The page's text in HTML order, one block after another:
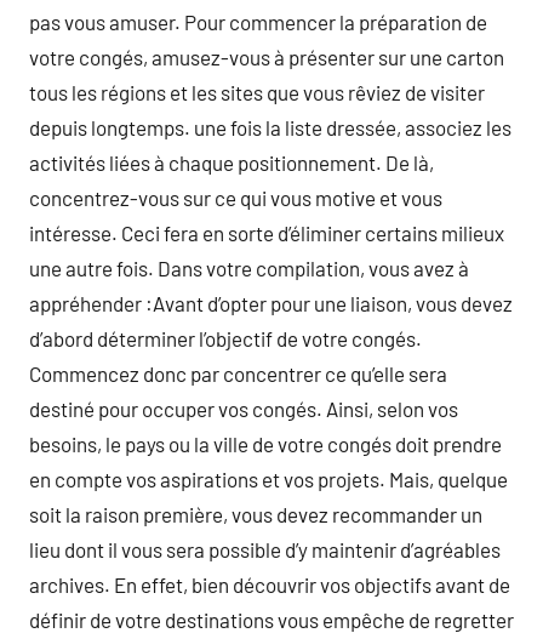
pas vous amuser. Pour commencer la préparation de
votre congés, amusez-vous à présenter sur une carton
tous les régions et les sites que vous rêviez de visiter
depuis longtemps. une fois la liste dressée, associez les
activités liées à chaque positionnement. De là,
concentrez-vous sur ce qui vous motive et vous
intéresse. Ceci fera en sorte d’éliminer certains milieux
une autre fois. Dans votre compilation, vous avez à
appréhender :Avant d’opter pour une liaison, vous devez
d’abord déterminer l’objectif de votre congés.
Commencez donc par concentrer ce qu’elle sera
destiné pour occuper vos congés. Ainsi, selon vos
besoins, le pays ou la ville de votre congés doit prendre
en compte vos aspirations et vos projets. Mais, quelque
soit la raison première, vous devez recommander un
lieu dont il vous sera possible d’y maintenir d’agréables
archives. En effet, bien découvrir vos objectifs avant de
définir de votre destinations vous empêche de regretter